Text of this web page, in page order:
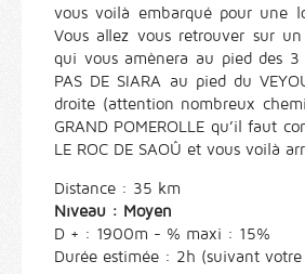
vous voilà embarqué pour une
Vous allez vous retrouver sur
qui vous amènera au pied des 3
PAS DE SIARA au pied du
droite (attention nombreux
GRAND POMEROLLE qu’il faut
LE ROC DE SAOÛ et vous voilà
Distance : 35 km
Niveau : Moyen
D + : 1900m - % maxi : 15%
Durée estimée : 2h (suivant